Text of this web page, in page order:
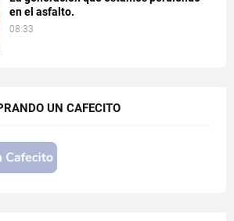
en el asfalto.
08:33
UN CAFECITO